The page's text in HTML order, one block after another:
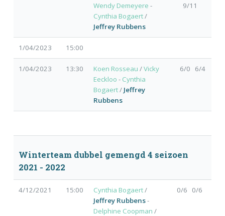
Wendy Demeyere -
Cynthia Bogaert/
Jeffrey Rubbens
9/11
1/04/2023 15:00
1/04/2023 13:30 Koen Rosseau /Vicky
Eeckloo - Cynthia
Bogaert/ Jeffrey
Rubbens
6/0 6/4
Winterteam dubbel gemengd 4 seizoen
2021 - 2022
4/12/2021 15:00 Cynthia Bogaert/
Jeffrey Rubbens-
Delphine Coopman /
0/6 0/6